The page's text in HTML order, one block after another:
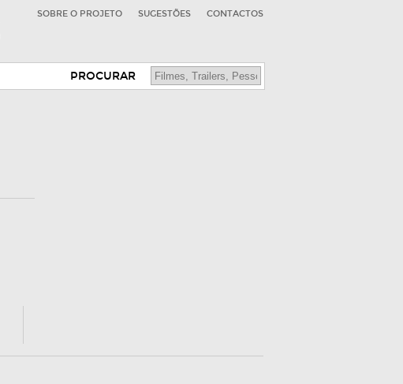
SOBRE O PROJETO SUGESTÕES CONTACTOS
PROCURAR